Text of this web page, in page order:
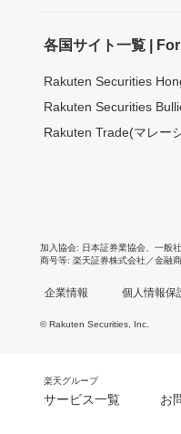
各国サイト一覧 |
Rakuten Securities
Rakuten Securities
Rakuten Trade(マレー
加入協会 日本証券業協会 一般
商号等 楽天証券株式会社／金融
企業情報 個人情報保
© Rakuten Securities, Inc.
楽天グループ
サービス一覧 お